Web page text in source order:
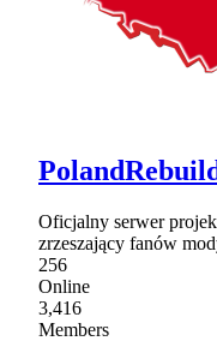
Oficjalny serwer
zrzeszający fanów
256
Online
3,416
Members